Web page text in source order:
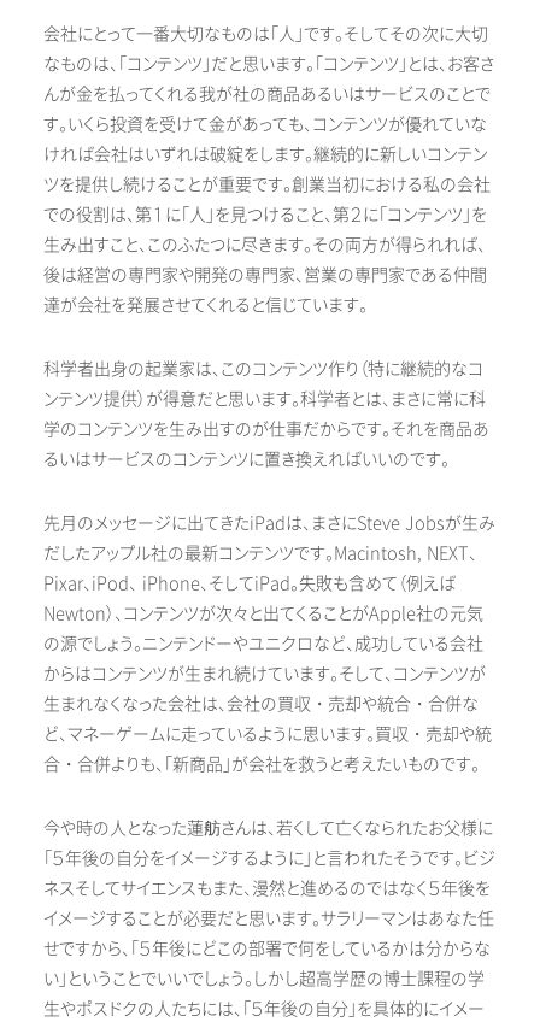
会社にとって一番大切なものは「人」です。そしてその次に大切
なものは、「コンテンツ」だと思います。「コンテンツ」とは、お客さ
んが金を払ってくれる我が社の商品あるいはサービスのことで
す。いくら投資を受けて金があっても、コンテンツが優れていな
ければ会社はいずれは破綻をします。継続的に新しいコンテン
ツを提供し続けることが重要です。創業当初における私の会社
での役割は、第１に「人」を見つけること、第２に「コンテンツ」を
生み出すこと、このふたつに尽きます。その両方が得られれば、
後は経営の専門家や開発の専門家、営業の専門家である仲間
達が会社を発展させてくれると信じています。
科学者出身の起業家は、このコンテンツ作り（特に継続的なコ
ンテンツ提供）が得意だと思います。科学者とは、まさに常に科
学のコンテンツを生み出すのが仕事だからです。それを商品あ
るいはサービスのコンテンツに置き換えればいいのです。
先月のメッセージに出てきたiPadは、まさにSteve Jobsが生み
だしたアップル社の最新コンテンツです。Macintosh, NEXT、
Pixar、iPod、 iPhone、そしてiPad。失敗も含めて（例えば
Newton）、コンテンツが次々と出てくることがApple社の元気
の源でしょう。ニンテンドーやユニクロなど、成功している会社
からはコンテンツが生まれ続けています。そして、コンテンツが
生まれなくなった会社は、会社の買収・売却や統合・合併な
ど、マネーゲームに走っているように思います。買収・売却や統
合・合併よりも、「新商品」が会社を救うと考えたいものです。
今や時の人となった蓮舫さんは、若くして亡くなられたお父様に
「５年後の自分をイメージするように」と言われたそうです。ビジ
ネスそしてサイエンスもまた、漫然と進めるのではなく５年後を
イメージすることが必要だと思います。サラリーマンはあなた任
せですから、「５年後にどこの部署で何をしているかは分からな
い」ということでいいでしょう。しかし超高学歴の博士課程の学
生やポスドクの人たちには、「５年後の自分」を具体的にイメー